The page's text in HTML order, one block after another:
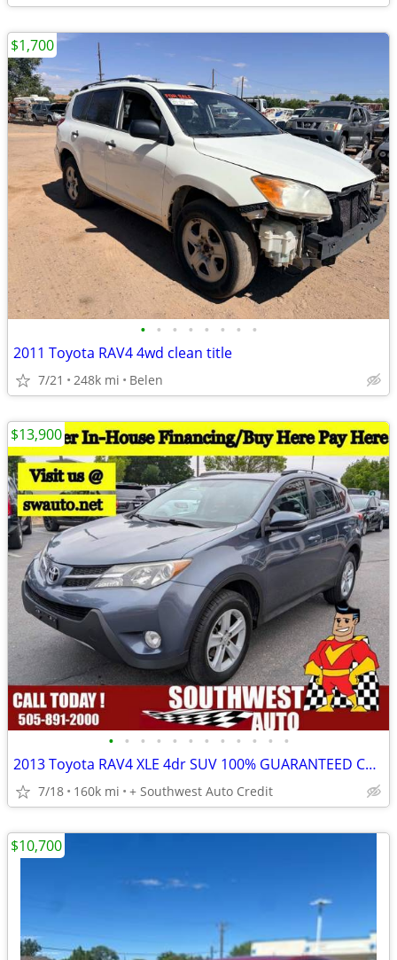
• • • • • • • •
2011 Toyota RAV4 4wd clean title
7/21 248k mi Belen
$1,700
• • • • • • • • • • • •
2013 Toyota RAV4 XLE 4dr SUV 100% GUARANTEED CREDIT APPROVAL!
7/18 160k mi + Southwest Auto Credit
$13,900
$10,700